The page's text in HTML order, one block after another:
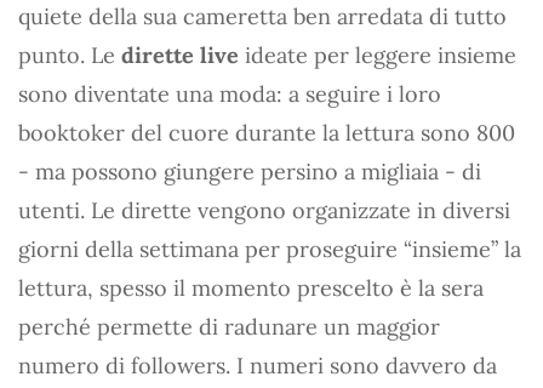
quiete della sua cameretta ben arredata di tutto
punto. Le dirette live ideate per leggere insieme
sono diventate una moda: a seguire i loro
booktoker del cuore durante la lettura sono 800
- ma possono giungere persino a migliaia - di
utenti. Le dirette vengono organizzate in diversi
giorni della settimana per proseguire “insieme” la
lettura, spesso il momento prescelto è la sera
perché permette di radunare un maggior
numero di followers. I numeri sono davvero da